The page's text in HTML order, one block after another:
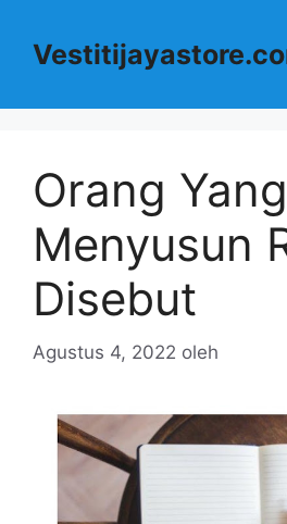
Orang Yang
Menyusun
Disebut
Agustus 4, 2022 oleh